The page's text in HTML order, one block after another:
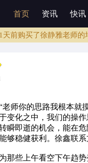
首页 资讯 快讯
前购买了培训课程
前购买了徐静雅老师的
前购买了培训课程
前购买了徐静雅老师的
你的思路我根本就摸
变化之中，我们的操
瞬即逝的机会，能在
够稳健获利。徐鑫联
些上午看空下午趋势